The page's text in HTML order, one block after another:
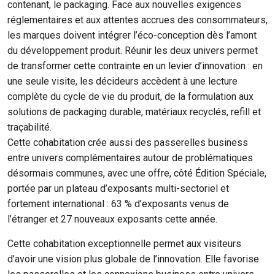
contenant, le packaging. Face aux nouvelles exigences
réglementaires et aux attentes accrues des consommateurs,
les marques doivent intégrer l’éco-conception dès l’amont
du développement produit. Réunir les deux univers permet
de transformer cette contrainte en un levier d’innovation : en
une seule visite, les décideurs accèdent à une lecture
complète du cycle de vie du produit, de la formulation aux
solutions de packaging durable, matériaux recyclés, refill et
traçabilité.
Cette cohabitation crée aussi des passerelles business
entre univers complémentaires autour de problématiques
désormais communes, avec une offre, côté Édition Spéciale,
portée par un plateau d’exposants multi-sectoriel et
fortement international : 63 % d’exposants venus de
l’étranger et 27 nouveaux exposants cette année.
Cette cohabitation exceptionnelle permet aux visiteurs
d’avoir une vision plus globale de l’innovation. Elle favorise